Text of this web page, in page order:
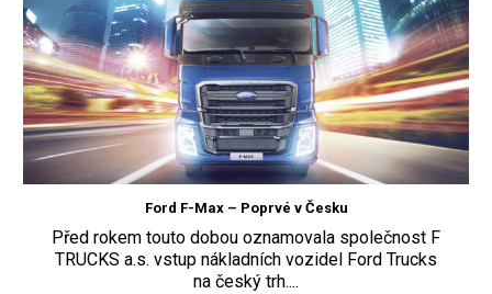
Ford F-Max – Poprvé v Česku
Před rokem touto dobou oznamovala společnost F
TRUCKS a.s. vstup nákladních vozidel Ford Trucks
na český trh....